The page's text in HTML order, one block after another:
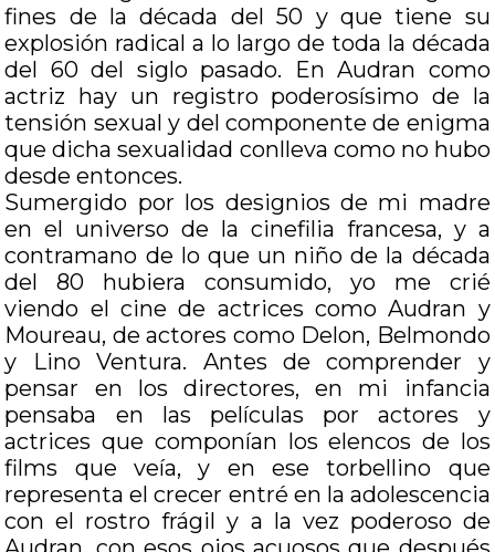
fines de la década del 50 y que tiene su
explosión radical a lo largo de toda la década
del 60 del siglo pasado. En Audran como
actriz hay un registro poderosísimo de la
tensión sexual y del componente de enigma
que dicha sexualidad conlleva como no hubo
desde entonces.
Sumergido por los designios de mi madre
en el universo de la cinefilia francesa, y a
contramano de lo que un niño de la década
del 80 hubiera consumido, yo me crié
viendo el cine de actrices como Audran y
Moureau, de actores como Delon, Belmondo
y Lino Ventura. Antes de comprender y
pensar en los directores, en mi infancia
pensaba en las películas por actores y
actrices que componían los elencos de los
films que veía, y en ese torbellino que
representa el crecer entré en la adolescencia
con el rostro frágil y a la vez poderoso de